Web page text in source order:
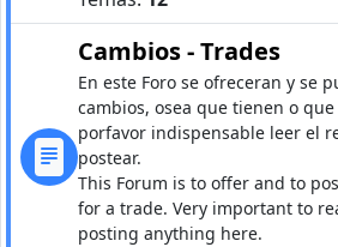
Cambios - Trades
En este Foro se ofreceran y se
cambios, osea que tienen o
porfavor indispensable leer el
postear.
This Forum is to offer and to
for a trade. Very important to
posting anything here.